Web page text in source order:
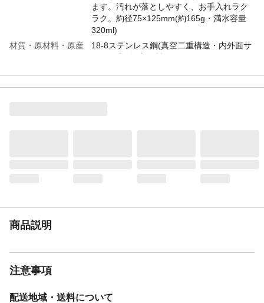
ます。汚れが落としやすく、お手入れラク
ラク。約径75×125mm(約165g・満水容量
320ml)
材質・原材料・原産
18-8ステンレス鋼(真空二重構造・内外面サ
商品説明
注意事項
配送地域・送料について